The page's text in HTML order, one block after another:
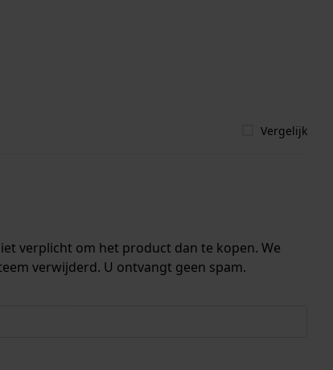
Vergelijk
verplicht om het product dan te kopen. We
verwijderd. U ontvangt geen spam.